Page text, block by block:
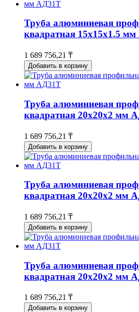
Труба алюминиевая
квадратная 15х15х1.5
1 689 756,21 ₸
Добавить в корзину
Труба алюминиевая
квадратная 20х20х2 мм
1 689 756,21 ₸
Добавить в корзину
Труба алюминиевая
квадратная 20х20х2 мм
1 689 756,21 ₸
Добавить в корзину
Труба алюминиевая
квадратная 20х20х2 мм
1 689 756,21 ₸
Добавить в корзину